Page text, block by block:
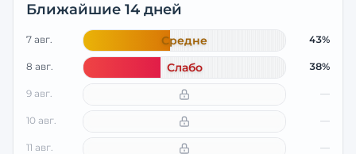
Ближайшие 14 дней
7 авг. Средне 43%
8 авг. Слабо 38%
9 авг. —
10 авг. —
11 авг. —